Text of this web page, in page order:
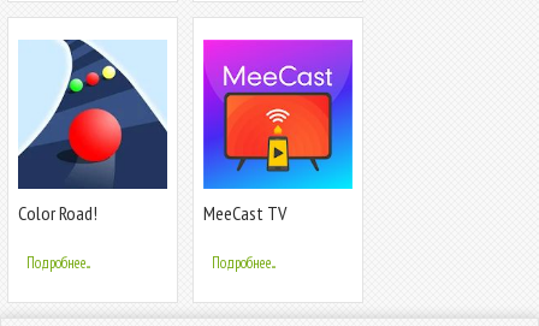
Color Road!
Подробнее...
MeeCast TV
Подробнее...